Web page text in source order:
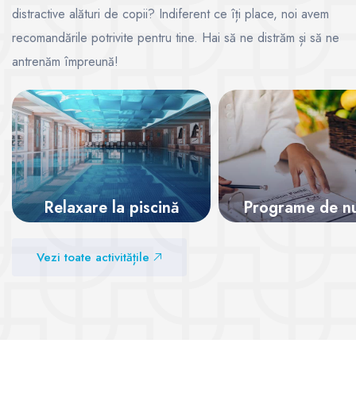
distractive alături de copii? Indiferent ce îți place, noi avem
recomandările potrivite pentru tine. Hai să ne distrăm și să ne
antrenăm împreună!
Relaxare la piscină
Vezi sălile
Programe de
Vezi toate activitățile